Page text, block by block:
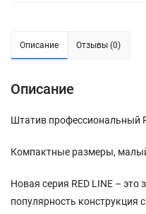
Описание Отзывы (0)
Описание
Штатив профессиональный
Компактные размеры,
Новая серия RED LINE –
популярность